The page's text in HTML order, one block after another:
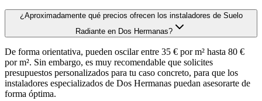
¿Aproximadamente qué precios ofrecen los instaladores de Suelo
Radiante en Dos Hermanas?
De forma orientativa, pueden oscilar entre 35 € por m² hasta 80 €
por m². Sin embargo, es muy recomendable que solicites
presupuestos personalizados para tu caso concreto, para que los
instaladores especializados de Dos Hermanas puedan asesorarte de
forma óptima.